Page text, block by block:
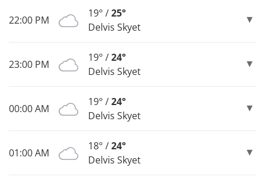
22:00 PM
19° /25°
Delvis Skyet
23:00 PM
19° /24°
Delvis Skyet
00:00 AM
19° /24°
Delvis Skyet
01:00 AM
18° /24°
Delvis Skyet